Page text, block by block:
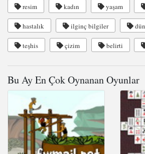
resim kadın yaşam
hastalık ilginç bilgiler
teşhis çizim belirti
Bu Ay En Çok Oynanan Oyunlar